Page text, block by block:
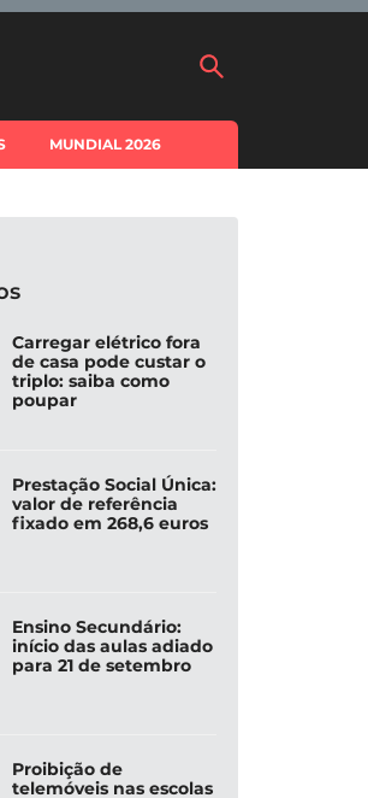
MUNDIAL 2026
Carregar elétrico fora
de casa pode custar o
triplo: saiba como
poupar
Prestação Social Única:
valor de referência
fixado em 268,6 euros
Ensino Secundário:
início das aulas adiado
para 21 de setembro
Proibição de
telemóveis nas escolas